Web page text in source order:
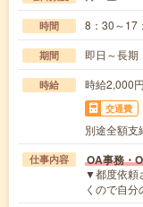
時間 8：30～17
期間 即日～長期
時給 時給2,000
交通費
別途全額支
仕事内容 OA事務・
▼都度依頼
くので自